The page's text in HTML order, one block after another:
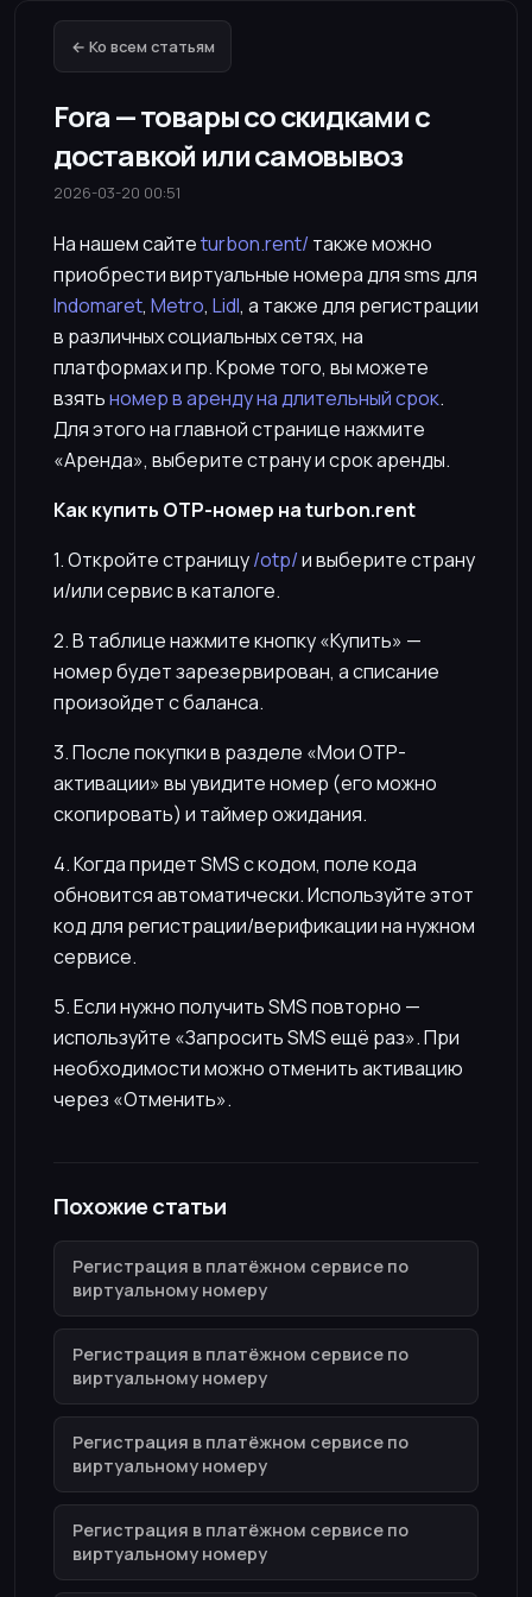
← Ко всем статьям
Fora — товары со скидками с
доставкой или самовывоз
2026-03-20 00:51
На нашем сайтеturbon.rent/также можно
приобрести виртуальные номера для sms для
Indomaret, Metro, Lidl, а также для регистрации
в различных социальных сетях, на
платформах и пр. Кроме того, вы можете
взятьномер в аренду на длительный срок.
Для этого на главной странице нажмите
«Аренда», выберите страну и срок аренды.
Как купить OTP-номер на turbon.rent
1. Откройте страницу/otp/и выберите страну
и/или сервис в каталоге.
2. В таблице нажмите кнопку «Купить» —
номер будет зарезервирован, а списание
произойдет с баланса.
3. После покупки в разделе «Мои OTP-
активации» вы увидите номер (его можно
скопировать) и таймер ожидания.
4. Когда придет SMS с кодом, поле кода
обновится автоматически. Используйте этот
код для регистрации/верификации на нужном
сервисе.
5. Если нужно получить SMS повторно —
используйте «Запросить SMS ещё раз». При
необходимости можно отменить активацию
через «Отменить».
Похожие статьи
Регистрация в платёжном сервисе по
виртуальному номеру
Регистрация в платёжном сервисе по
виртуальному номеру
Регистрация в платёжном сервисе по
виртуальному номеру
Регистрация в платёжном сервисе по
виртуальному номеру